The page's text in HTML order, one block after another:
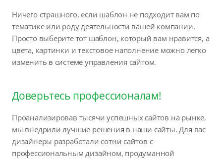
Ничего страшного, если шаблон не подходит вам по
тематике или роду деятельности вашей компании.
Просто выберите тот шаблон, который вам нравится, а
цвета, картинки и текстовое наполнение можно легко
изменить в системе управления сайтом.
Доверьтесь профессионалам!
Проанализировав тысячи успешных сайтов на рынке,
мы внедрили лучшие решения в наши сайты. Для вас
дизайнеры разработали сотни сайтов с
профессиональным дизайном, продуманной